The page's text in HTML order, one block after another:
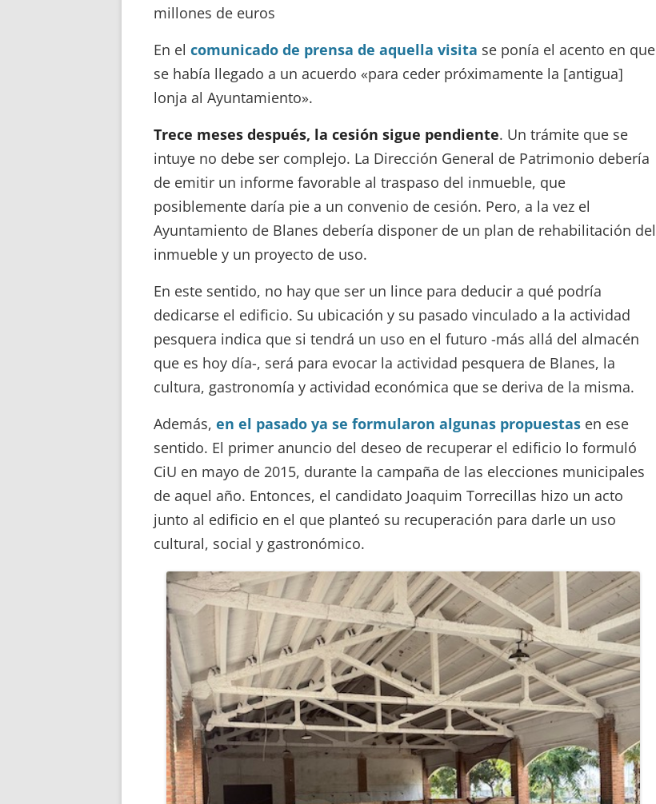
millones de euros
En el comunicado de prensa de aquella visita se ponía el acento en que
se había llegado a un acuerdo «para ceder próximamente la [antigua]
lonja al Ayuntamiento».
Trece meses después, la cesión sigue pendiente. Un trámite que se
intuye no debe ser complejo. La Dirección General de Patrimonio debería
de emitir un informe favorable al traspaso del inmueble, que
posiblemente daría pie a un convenio de cesión. Pero, a la vez el
Ayuntamiento de Blanes debería disponer de un plan de rehabilitación del
inmueble y un proyecto de uso.
En este sentido, no hay que ser un lince para deducir a qué podría
dedicarse el edificio. Su ubicación y su pasado vinculado a la actividad
pesquera indica que si tendrá un uso en el futuro -más allá del almacén
que es hoy día-, será para evocar la actividad pesquera de Blanes, la
cultura, gastronomía y actividad económica que se deriva de la misma.
Además, en el pasado ya se formularon algunas propuestas en ese
sentido. El primer anuncio del deseo de recuperar el edificio lo formuló
CiU en mayo de 2015, durante la campaña de las elecciones municipales
de aquel año. Entonces, el candidato Joaquim Torrecillas hizo un acto
junto al edificio en el que planteó su recuperación para darle un uso
cultural, social y gastronómico.